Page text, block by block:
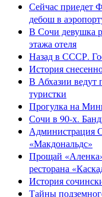
Сейчас приедет
дебош в
В Сочи девушка
этажа отеля
Назад в СССР.
История
В Абхазии ведут
туристки
Прогулка на
Сочи в 90-х.
Администрация
«Макдональдс»
Прощай
ресторана
История
Тайны